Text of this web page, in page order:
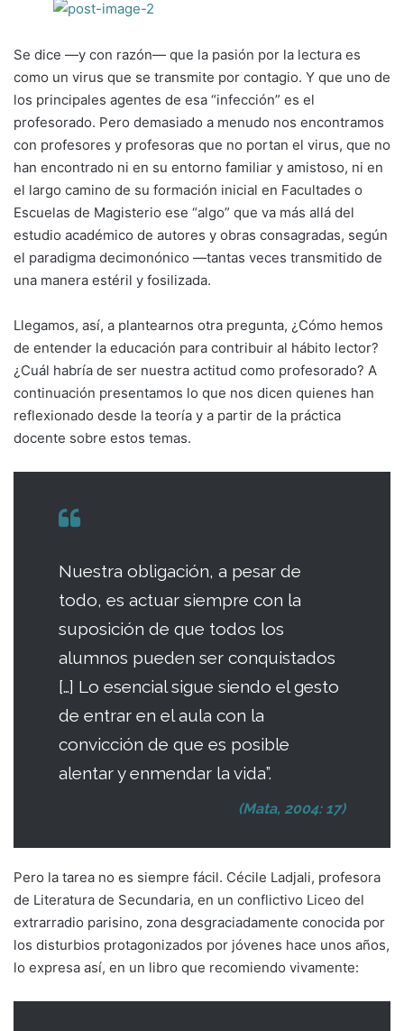
Se dice —y con razón— que la pasión por la lectura es
como un virus que se transmite por contagio. Y que uno de
los principales agentes de esa “infección” es el
profesorado. Pero demasiado a menudo nos encontramos
con profesores y profesoras que no portan el virus, que no
han encontrado ni en su entorno familiar y amistoso, ni en
el largo camino de su formación inicial en Facultades o
Escuelas de Magisterio ese “algo” que va más allá del
estudio académico de autores y obras consagradas, según
el paradigma decimonónico —tantas veces transmitido de
una manera estéril y fosilizada.
Llegamos, así, a plantearnos otra pregunta, ¿Cómo hemos
de entender la educación para contribuir al hábito lector?
¿Cuál habría de ser nuestra actitud como profesorado? A
continuación presentamos lo que nos dicen quienes han
reflexionado desde la teoría y a partir de la práctica
docente sobre estos temas.
Nuestra obligación, a pesar de
todo, es actuar siempre con la
suposición de que todos los
alumnos pueden ser conquistados
[…] Lo esencial sigue siendo el gesto
de entrar en el aula con la
convicción de que es posible
alentar y enmendar la vida”.
(Mata, 2004: 17)
Pero la tarea no es siempre fácil. Cécile Ladjali, profesora
de Literatura de Secundaria, en un conflictivo Liceo del
extrarradio parisino, zona desgraciadamente conocida por
los disturbios protagonizados por jóvenes hace unos años,
lo expresa así, en un libro que recomiendo vivamente: